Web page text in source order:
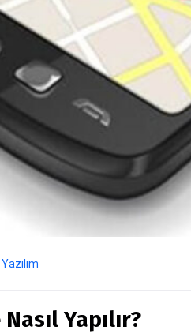
Yazılım
Yapılır?